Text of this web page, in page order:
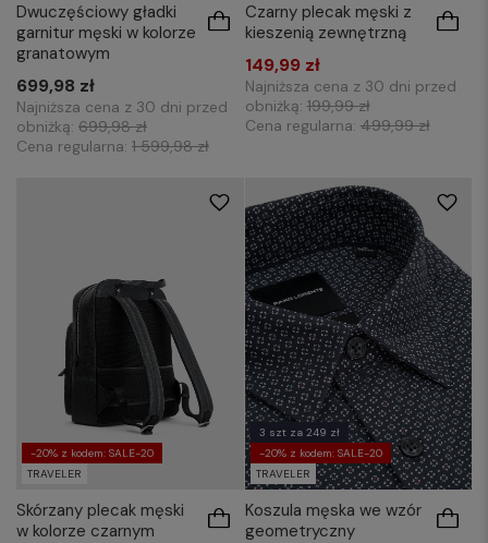
Dwuczęściowy gładki
garnitur męski w kolorze
granatowym
699,98 zł
Najniższa cena z 30 dni przed
obniżką: 699,98 zł
Cena regularna: 1 599,98 zł
Czarny plecak męski z
kieszenią zewnętrzną
149,99 zł
Najniższa cena z 30 dni przed
obniżką:199,99 zł
Cena regularna:499,99 zł
-20% z kodem: SALE-20
TRAVELER
Skórzany plecak męski
w kolorze czarnym
3 szt za 249 zł
-20% z kodem: SALE-20
TRAVELER
S L 3XL
Koszula męska we wzór
geometryczny